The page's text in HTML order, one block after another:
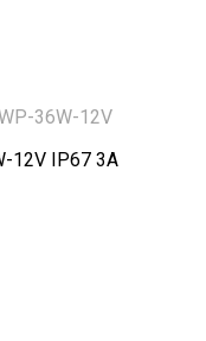
36W-12V
12V IP67 3A